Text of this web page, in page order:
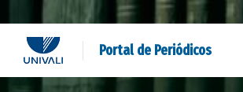
Portal de Periódicos